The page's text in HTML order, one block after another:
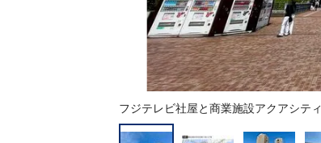
フジテレビ社屋と商業施設アクアシティ